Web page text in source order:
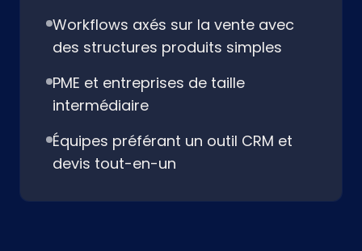
Workflows axés sur la vente avec
des structures produits simples
PME et entreprises de taille
intermédiaire
Équipes préférant un outil CRM et
devis tout-en-un